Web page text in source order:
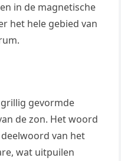
in de magnetische
het hele gebied van
gevormde
de zon. Het woord
van het
wat uitpuilen